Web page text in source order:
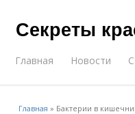
Секреты
Главная Новости
Главная » Бактерии в